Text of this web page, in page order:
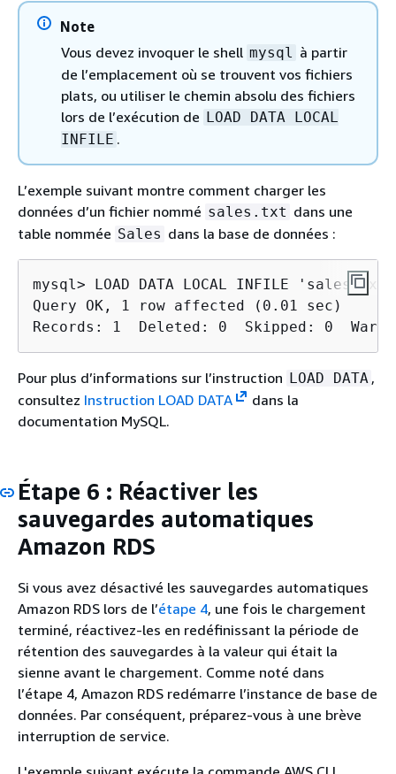
Note
Vous devez invoquer le shell mysql
à partir
de l’emplacement où se trouvent vos fichiers
plats, ou utiliser le chemin absolu des fichiers
lors de l’exécution de LOAD DATA LOCAL
INFILE .
L’exemple suivant montre comment charger les
données d’un fichier nommé sales.txt dans une
table nommée Sales dans la base de données :
mysql> LOAD DATA LOCAL INFILE
Query OK, 1 row affected (0.01 sec)
Records: 1  Deleted: 0  Skipped: 0
Pour plus d’informations sur l’instruction LOAD DATA ,
consultez Instruction LOAD DATA
dans la
documentation MySQL.
Étape 6 : Réactiver les
sauvegardes automatiques
Amazon RDS
Si vous avez désactivé les sauvegardes automatiques
Amazon RDS lors de l’étape 4, une fois le chargement
terminé, réactivez-les en redéfinissant la période de
rétention des sauvegardes à la valeur qui était la
sienne avant le chargement. Comme noté dans
l’étape 4, Amazon RDS redémarre l’instance de base de
données. Par conséquent, préparez-vous à une brève
interruption de service.